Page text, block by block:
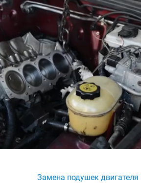
Замена подушек двигателя